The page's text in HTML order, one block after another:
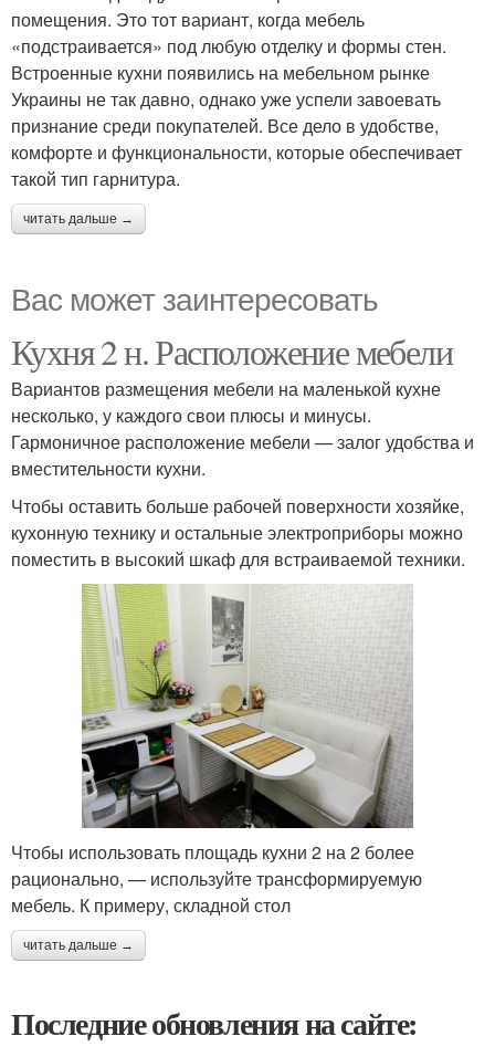
помещения. Это тот вариант, когда мебель
«подстраивается» под любую отделку и формы стен.
Встроенные кухни появились на мебельном рынке
Украины не так давно, однако уже успели завоевать
признание среди покупателей. Все дело в удобстве,
комфорте и функциональности, которые обеспечивает
такой тип гарнитура.
читать дальше →
Вас может заинтересовать
Кухня 2 н. Расположение мебели
Вариантов размещения мебели на маленькой кухне
несколько, у каждого свои плюсы и минусы.
Гармоничное расположение мебели — залог удобства и
вместительности кухни.
Чтобы оставить больше рабочей поверхности хозяйке,
кухонную технику и остальные электроприборы можно
поместить в высокий шкаф для встраиваемой техники.
Чтобы использовать площадь кухни 2 на 2 более
рационально, — используйте трансформируемую
мебель. К примеру, складной стол
читать дальше →
Последние обновления на сайте: